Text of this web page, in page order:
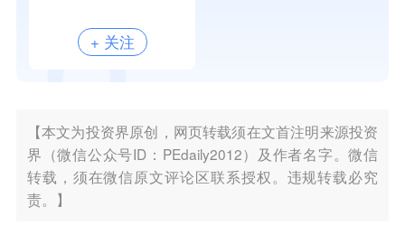
+ 关注
【本文为投资界原创，网页转载须在文首注明来源投资
界（微信公众号ID：PEdaily2012）及作者名字。微信
转载，须在微信原文评论区联系授权。违规转载必究
责。】